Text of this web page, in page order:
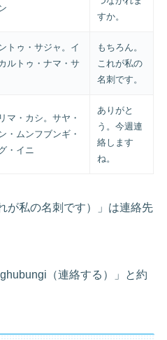
すか。
トゥ・サジャ。イ
ルトゥ・ナマ・サ
もちろん。
これが私の
名刺です。
マ・カシ。サヤ・
・ムンフブンギ・
・イニ
ありがと
う。今週連
絡します
ね。
が私の名刺です）」は連絡先
（連絡する）」と約